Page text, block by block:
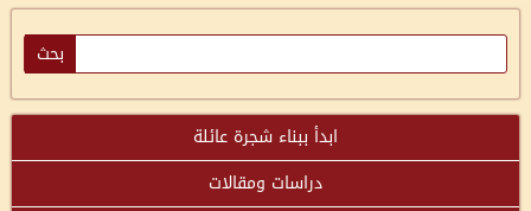
ابدأ ببناء شجرة عائلة
دراسات ومقالات